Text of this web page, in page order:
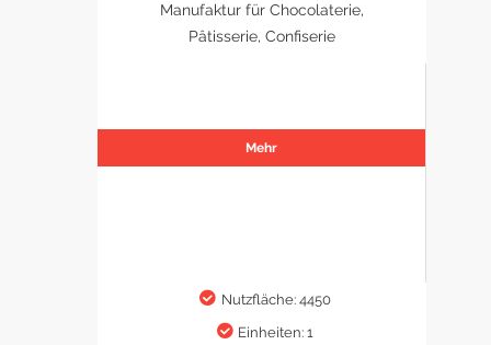
Manufaktur für Chocolaterie,
Pâtisserie, Confiserie
Mehr
Nutzfläche: 4450
Einheiten: 1